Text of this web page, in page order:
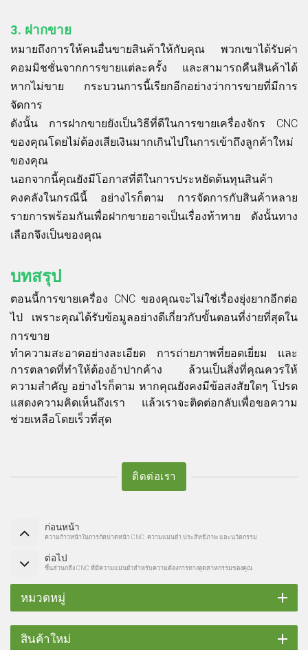
3. ฝากขาย
หมายถึงการให้คนอื่นขายสินค้าให้กับคุณ พวกเขาได้รับค่า
คอมมิชชั่นจากการขายแต่ละครั้ง และสามารถคืนสินค้าได้
หากไม่ขาย กระบวนการนี้เรียกอีกอย่างว่าการขายที่มีการ
จัดการ
ดังนั้น การฝากขายยังเป็นวิธีที่ดีในการขายเครื่องจักร CNC
ของคุณโดยไม่ต้องเสียเงินมากเกินไปในการเข้าถึงลูกค้าใหม่
ของคุณ
นอกจากนี้คุณยังมีโอกาสที่ดีในการประหยัดต้นทุนสินค้า
คงคลังในกรณีนี้ อย่างไรก็ตาม การจัดการกับสินค้าหลาย
รายการพร้อมกันเพื่อฝากขายอาจเป็นเรื่องท้าทาย ดังนั้นทาง
เลือกจึงเป็นของคุณ
บทสรุป
ตอนนี้การขายเครื่อง CNC ของคุณจะไม่ใช่เรื่องยุ่งยากอีกต่อ
ไป เพราะคุณได้รับข้อมูลอย่างดีเกี่ยวกับขั้นตอนที่ง่ายที่สุดใน
การขาย
ทำความสะอาดอย่างละเอียด การถ่ายภาพที่ยอดเยี่ยม และ
การตลาดที่ทำให้ต้องอ้าปากค้าง ล้วนเป็นสิ่งที่คุณควรให้
ความสำคัญ อย่างไรก็ตาม หากคุณยังคงมีข้อสงสัยใดๆ โปรด
แสดงความคิดเห็นถึงเรา แล้วเราจะติดต่อกลับเพื่อขอความ
ช่วยเหลือโดยเร็วที่สุด
ติดต่อเรา
ก่อนหน้า
ความก้าวหน้าในการกัดปาดหน้า CNC: ความแม่นยำ ประสิทธิภาพ และนวัตกรรม
ต่อไป
ชิ้นส่วนกลึง CNC ที่มีความแม่นยำสำหรับความต้องการทางอุตสาหกรรมของคุณ
หมวดหมู่
สินค้าใหม่